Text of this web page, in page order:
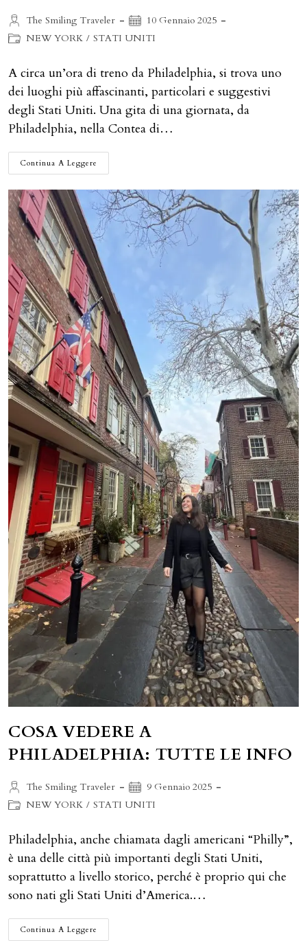
Autore
dell'articolo:
The Smiling Traveler
Articolo
pubblicato:
10 Gennaio 2025
Categoria
NEW YORK / STATI UNITI
A circa un’ora di treno da Philadelphia, si trova uno
dei luoghi più affascinanti, particolari e suggestivi
degli Stati Uniti. Una gita di una giornata, da
Philadelphia, nella Contea di…
Continua A Leggere
LA
AMISH
DI
LANCASTER:
UN
VIAGGIO
INDIETRO
NEL
TEMPO
COSA VEDERE A
PHILADELPHIA: TUTTE LE INFO
Autore
dell'articolo:
The Smiling Traveler
Articolo
pubblicato:
9 Gennaio 2025
Categoria
NEW YORK / STATI UNITI
Philadelphia, anche chiamata dagli americani “Philly”,
è una delle città più importanti degli Stati Uniti,
soprattutto a livello storico, perché è proprio qui che
sono nati gli Stati Uniti d’America.…
Continua A Leggere